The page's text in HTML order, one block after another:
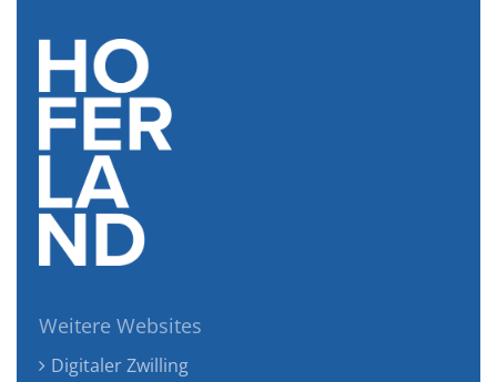
Weitere Websites
Digitaler Zwilling